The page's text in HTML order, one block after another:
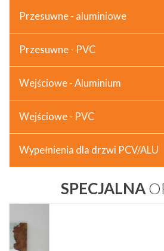
Przesuwne - aluminiowe
Przesuwne - PVC
Wejściowe - Aluminium
Wejściowe - PVC
Wypełnienia dla drzwi PCV/ALU
SPECJALNA